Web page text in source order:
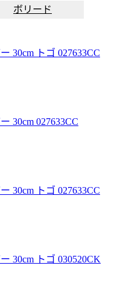
ボリード
30cm トゴ 027633CC
30cm 027633CC
30cm トゴ 027633CC
30cm トゴ 030520CK